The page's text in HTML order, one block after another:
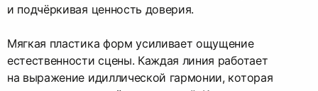
и подчёркивая ценность доверия.
Мягкая пластика форм усиливает ощущение
естественности сцены. Каждая линия работает
на выражение идиллической гармонии, которая